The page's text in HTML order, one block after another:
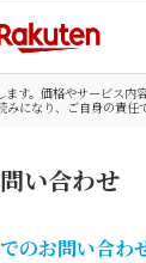
す。価格やサービス内
になり、ご自身の責任
い合わせ
のお問い合わ